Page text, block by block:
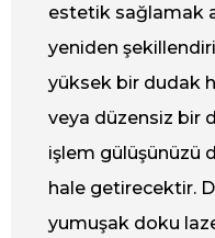
estetik sağlamak
yeniden
yüksek bir dudak
veya düzensiz bir
işlem gülüşünüzü
hale getirecektir.
yumuşak doku